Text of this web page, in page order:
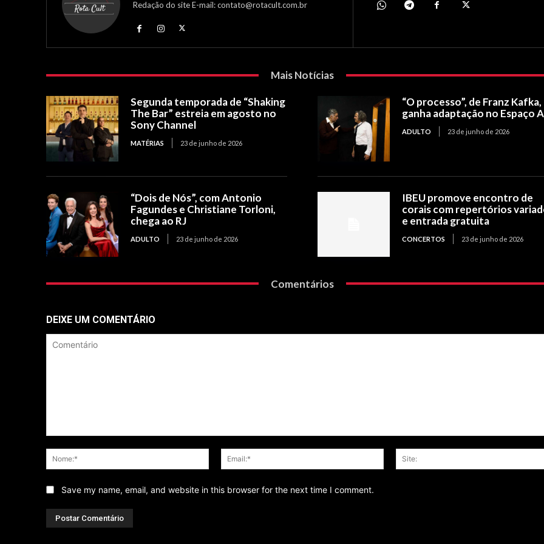
Redação do site E-mail: contato@rotacult.com.br
Mais Notícias
Segunda temporada de “Shaking
The Bar” estreia em agosto no
Sony Channel
MATÉRIAS 23 de junho de 2026
“O processo”, de Franz Kafka,
ganha adaptação no Espaço
ADULTO 23 de junho de 2026
“Dois de Nós”, com Antonio
Fagundes e Christiane Torloni,
chega ao RJ
ADULTO 23 de junho de 2026
IBEU promove encontro de
corais com repertórios
e entrada gratuita
CONCERTOS 23 de junho de 2026
Comentários
DEIXE UM COMENTÁRIO
Nome:*
Email:*
Save my name, email, and website in this browser for the next time I comment.